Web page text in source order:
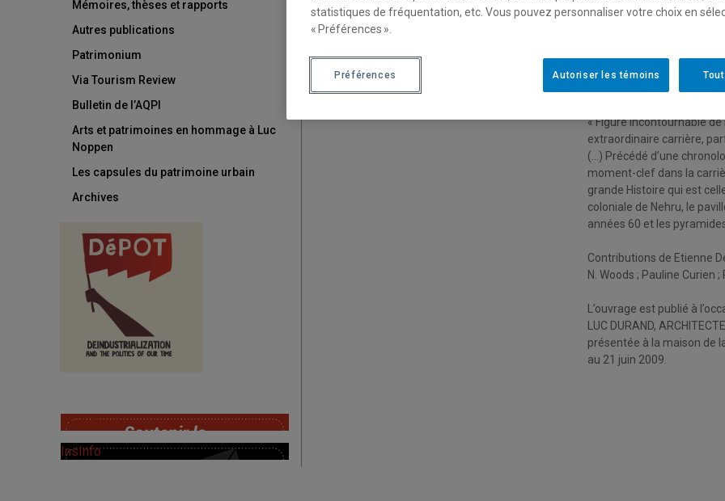
Mémoires, thèses et rapports
Autres publications
Patrimonium
Via Tourism Review
Bulletin de l’AQPI
Arts et patrimoines en hommage à Luc
Noppen
Les capsules du patrimoine urbain
Archives
SoutChaire
InsInfo
Un village sous les
« Un village sous les
Desrosiers (dir.),
Luc
« Figure incontournable
extraordinaire carrière,
(…) Précédé d’une
moment-clef dans la
grande Histoire qui est
coloniale de Nehru, le
années 60 et les
Contributions de Etienne
N. Woods ; Pauline Curien ;
L’ouvrage est publié à
LUC DURAND,
présentée à la maison de
au 21 juin 2009.
statistiques de fréquentation, etc. Vous pouvez personnaliser votre choix en
« Préférences ».
Autoriser les témoins
Préférences